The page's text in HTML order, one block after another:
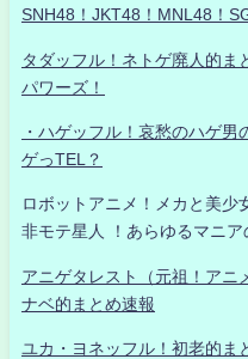
SNH48！JKT48！MNL48！
タダッフル！ネトゲ廃人的ま
パワーズ！
・ハゲッフル！哀愁のハゲ
ゲっTEL？
ロボットアニメ！メカと美少
非モテ星人 ！あらゆるマニア
アニゲタレスト（元祖！ア
ナベ的まとめ速報
ユカ・ヨネッフル！初老的ま